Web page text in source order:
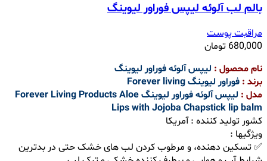
بالم لب آلوئه لیپس فوراور لیوینگ
مراقبت پوست
680,000 تومان
نام محصول : لیپس آلوئه فوراور لیوینگ
برند : فوراور لیوینگ Forever living
مدل :
لیپس آلوئه فوراور لیوینگ Forever Living Products Aloe
Lips with Jojoba Chapstick lip balm
کشور تولید کننده : آمریکا
ویژگیها :
✅ تسکین دهنده، و مرطوب کردن لب های خشک حتی در بدترین